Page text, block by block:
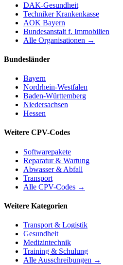
DAK-Gesundheit
Techniker Krankenkasse
AOK Bayern
Bundesanstalt f. Immobilien
Alle Organisationen →
Bundesländer
Bayern
Nordrhein-Westfalen
Baden-Württemberg
Niedersachsen
Hessen
Weitere CPV-Codes
Softwarepakete
Reparatur & Wartung
Abwasser & Abfall
Transport
Alle CPV-Codes →
Weitere Kategorien
Transport & Logistik
Gesundheit
Medizintechnik
Training & Schulung
Alle Ausschreibungen →